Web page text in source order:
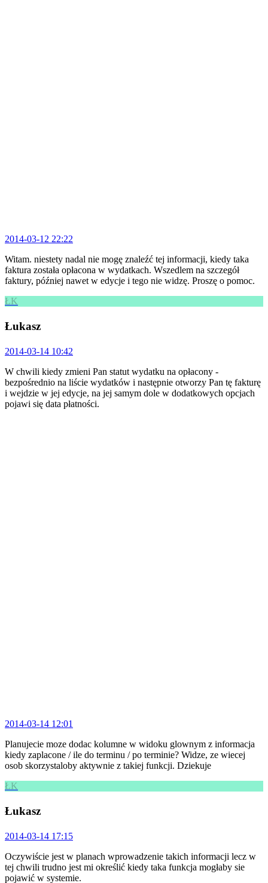
2014-03-12 22:22
Witam. niestety nadal nie mogę znaleźć tej informacji, kiedy taka
faktura została opłacona w wydatkach. Wszedlem na szczegół
faktury, później nawet w edycje i tego nie widzę. Proszę o pomoc.
ŁK
Łukasz
2014-03-14 10:42
W chwili kiedy zmieni Pan statut wydatku na opłacony -
bezpośrednio na liście wydatków i następnie otworzy Pan tę fakturę
i wejdzie w jej edycje, na jej samym dole w dodatkowych opcjach
pojawi się data płatności.
2014-03-14 12:01
Planujecie moze dodac kolumne w widoku glownym z informacja
kiedy zaplacone / ile do terminu / po terminie? Widze, ze wiecej
osob skorzystaloby aktywnie z takiej funkcji. Dziekuje
ŁK
Łukasz
2014-03-14 17:15
Oczywiście jest w planach wprowadzenie takich informacji lecz w
tej chwili trudno jest mi określić kiedy taka funkcja mogłaby sie
pojawić w systemie.